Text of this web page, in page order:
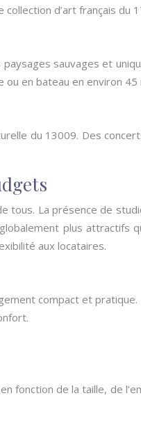
d’art français du
sauvages et
en bateau en environ 45
du 13009. Des
La présence de
plus attractifs
aux locataires.
compact et pratique.
fonction de la taille, de